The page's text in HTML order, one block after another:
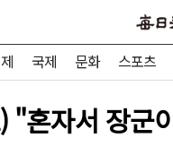
국제 문화 스포츠
혼자서 장군